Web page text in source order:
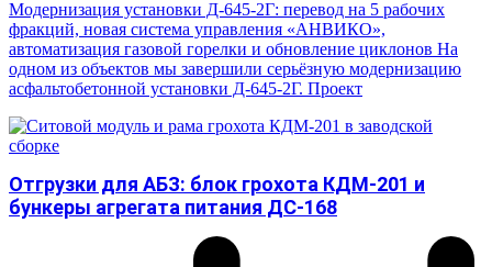
Модернизация установки Д-645-2Г: перевод на 5 рабочих
фракций, новая система управления «АНВИКО»,
автоматизация газовой горелки и обновление циклонов На
одном из объектов мы завершили серьёзную модернизацию
асфальтобетонной установки Д-645-2Г. Проект
Отгрузки для АБЗ: блок грохота КДМ-201 и
бункеры агрегата питания ДС-168